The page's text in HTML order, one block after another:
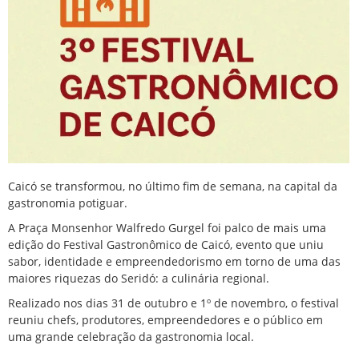
Caicó se transformou, no último fim de semana, na capital da
gastronomia potiguar.
A Praça Monsenhor Walfredo Gurgel foi palco de mais uma
edição do Festival Gastronômico de Caicó, evento que uniu
sabor, identidade e empreendedorismo em torno de uma das
maiores riquezas do Seridó: a culinária regional.
Realizado nos dias 31 de outubro e 1º de novembro, o festival
reuniu chefs, produtores, empreendedores e o público em
uma grande celebração da gastronomia local.